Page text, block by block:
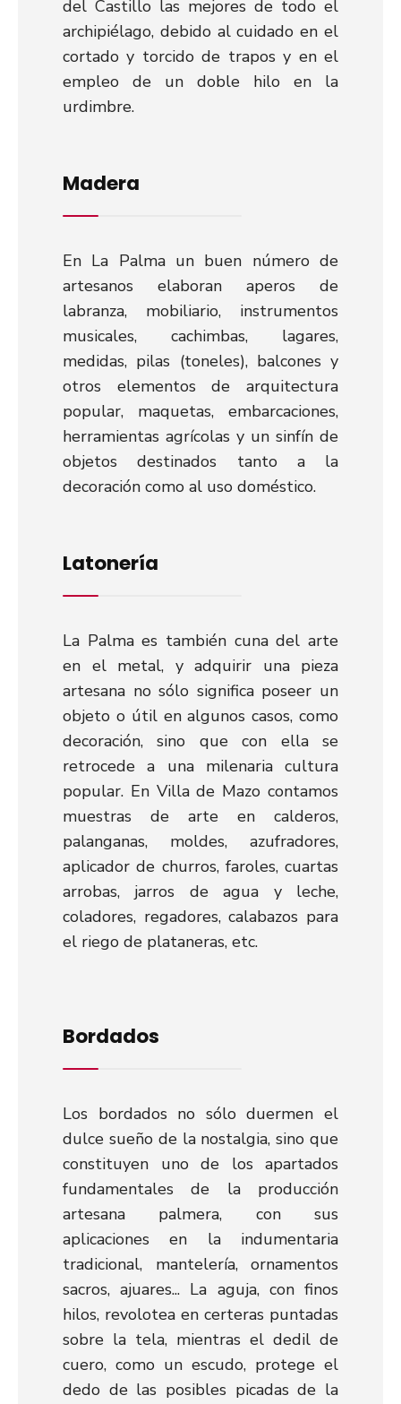
del Castillo las mejores de todo el
archipiélago, debido al cuidado en el
cortado y torcido de trapos y en el
empleo de un doble hilo en la
urdimbre.
Madera
En La Palma un buen número de
artesanos elaboran aperos de
labranza, mobiliario, instrumentos
musicales, cachimbas, lagares,
medidas, pilas (toneles), balcones y
otros elementos de arquitectura
popular, maquetas, embarcaciones,
herramientas agrícolas y un sinfín de
objetos destinados tanto a la
decoración como al uso doméstico.
Latonería
La Palma es también cuna del arte
en el metal, y adquirir una pieza
artesana no sólo significa poseer un
objeto o útil en algunos casos, como
decoración, sino que con ella se
retrocede a una milenaria cultura
popular. En Villa de Mazo contamos
muestras de arte en calderos,
palanganas, moldes, azufradores,
aplicador de churros, faroles, cuartas
arrobas, jarros de agua y leche,
coladores, regadores, calabazos para
el riego de plataneras, etc.
Bordados
Los bordados no sólo duermen el
dulce sueño de la nostalgia, sino que
constituyen uno de los apartados
fundamentales de la producción
artesana palmera, con sus
aplicaciones en la indumentaria
tradicional, mantelería, ornamentos
sacros, ajuares... La aguja, con finos
hilos, revolotea en certeras puntadas
sobre la tela, mientras el dedil de
cuero, como un escudo, protege el
dedo de las posibles picadas de la